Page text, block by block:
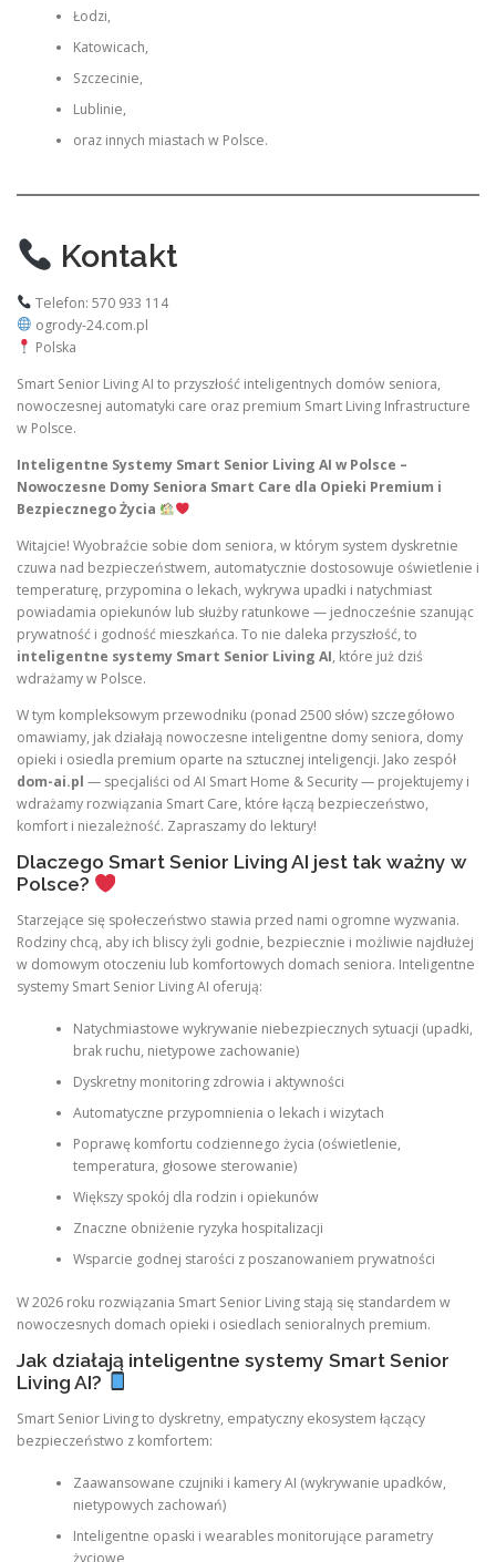
Łodzi,
Katowicach,
Szczecinie,
Lublinie,
oraz innych miastach w Polsce.
Kontakt
Telefon: 570 933 114
ogrody-24.com.pl
Polska
Smart Senior Living AI to przyszłość inteligentnych domów seniora,
nowoczesnej automatyki care oraz premium Smart Living Infrastructure
w Polsce.
Inteligentne Systemy Smart Senior Living AI w Polsce –
Nowoczesne Domy Seniora Smart Care dla Opieki Premium i
Bezpiecznego Życia
Witajcie! Wyobraźcie sobie dom seniora, w którym system dyskretnie
czuwa nad bezpieczeństwem, automatycznie dostosowuje oświetlenie i
temperaturę, przypomina o lekach, wykrywa upadki i natychmiast
powiadamia opiekunów lub służby ratunkowe — jednocześnie szanując
prywatność i godność mieszkańca. To nie daleka przyszłość, to
inteligentne systemy Smart Senior Living AI, które już dziś
wdrażamy w Polsce.
W tym kompleksowym przewodniku (ponad 2500 słów) szczegółowo
omawiamy, jak działają nowoczesne inteligentne domy seniora, domy
opieki i osiedla premium oparte na sztucznej inteligencji. Jako zespół
dom-ai.pl — specjaliści od AI Smart Home & Security — projektujemy i
wdrażamy rozwiązania Smart Care, które łączą bezpieczeństwo,
komfort i niezależność. Zapraszamy do lektury!
Dlaczego Smart Senior Living AI jest tak ważny w
Polsce?
Starzejące się społeczeństwo stawia przed nami ogromne wyzwania.
Rodziny chcą, aby ich bliscy żyli godnie, bezpiecznie i możliwie najdłużej
w domowym otoczeniu lub komfortowych domach seniora. Inteligentne
systemy Smart Senior Living AI oferują:
Natychmiastowe wykrywanie niebezpiecznych sytuacji (upadki,
brak ruchu, nietypowe zachowanie)
Dyskretny monitoring zdrowia i aktywności
Automatyczne przypomnienia o lekach i wizytach
Poprawę komfortu codziennego życia (oświetlenie,
temperatura, głosowe sterowanie)
Większy spokój dla rodzin i opiekunów
Znaczne obniżenie ryzyka hospitalizacji
Wsparcie godnej starości z poszanowaniem prywatności
W 2026 roku rozwiązania Smart Senior Living stają się standardem w
nowoczesnych domach opieki i osiedlach senioralnych premium.
Jak działają inteligentne systemy Smart Senior
Living AI?
Smart Senior Living to dyskretny, empatyczny ekosystem łączący
bezpieczeństwo z komfortem:
Zaawansowane czujniki i kamery AI (wykrywanie upadków,
nietypowych zachowań)
Inteligentne opaski i wearables monitorujące parametry